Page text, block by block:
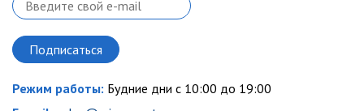
Режим работы: Будние дни с 10:00 до 19:00